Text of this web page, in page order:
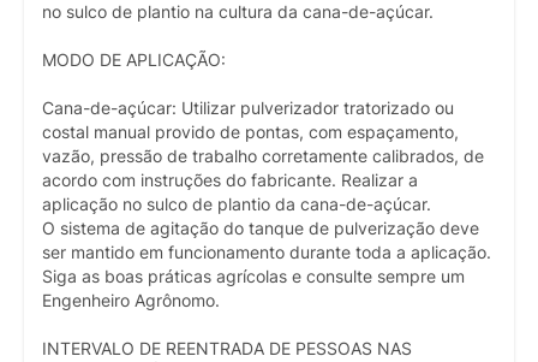
no sulco de plantio na cultura da cana-de-açúcar.
MODO DE APLICAÇÃO:
Cana-de-açúcar: Utilizar pulverizador tratorizado ou
costal manual provido de pontas, com espaçamento,
vazão, pressão de trabalho corretamente calibrados, de
acordo com instruções do fabricante. Realizar a
aplicação no sulco de plantio da cana-de-açúcar.
O sistema de agitação do tanque de pulverização deve
ser mantido em funcionamento durante toda a aplicação.
Siga as boas práticas agrícolas e consulte sempre um
Engenheiro Agrônomo.
INTERVALO DE REENTRADA DE PESSOAS NAS